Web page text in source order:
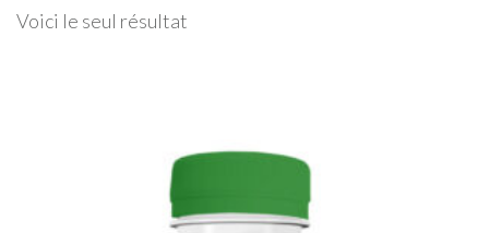
Voici le seul résultat